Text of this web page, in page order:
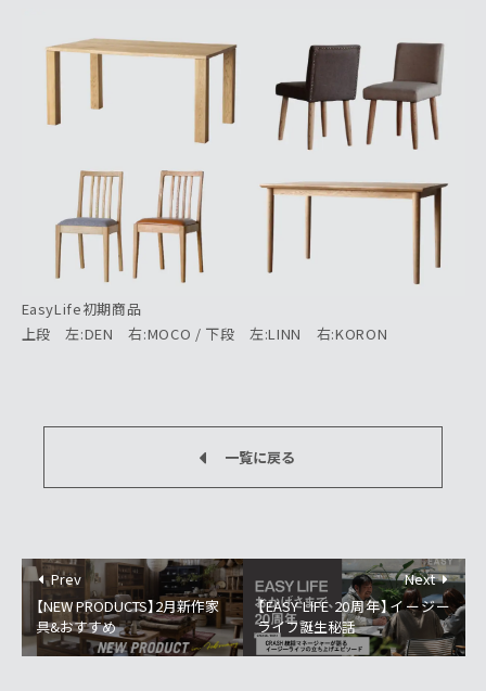
EasyLife初期商品
上段 左:DEN 右:MOCO / 下段 左:LINN 右:KORON
一覧に戻る
Prev
【NEW PRODUCTS】2月新作家
具&おすすめ
Next
【EASY LIFE 20周年】イージー
ライフ誕生秘話